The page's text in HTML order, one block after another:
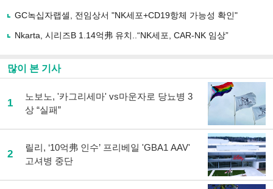
기
GC녹십자랩셀, 전임상서 "NK세포+CD19항체 가능성 확인"
Nkarta, 시리즈B 1.14억弗 유치..“NK세포, CAR-NK 임상”
많이 본 기사
1
노보노, '카그리세마' vs마운자로 당뇨병 3
상 “실패”
2
릴리, ‘10억弗 인수’ 프리베일 'GBA1 AAV'
고셔병 중단